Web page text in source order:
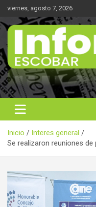
Saltar
contenido
viernes, agosto 7, 2026
Informe 21
Noticas reales
Inicio
Interes general
Se realizaron reuniones